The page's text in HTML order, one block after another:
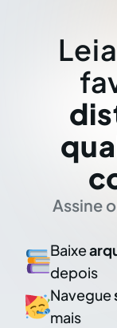
Assine
Baixe
depois
Navegue
mais